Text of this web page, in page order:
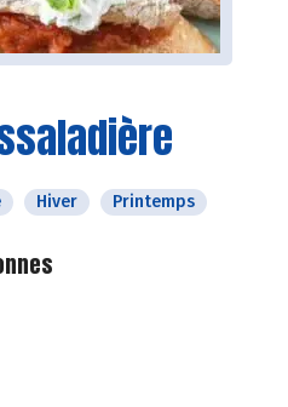
Hiver Printemps